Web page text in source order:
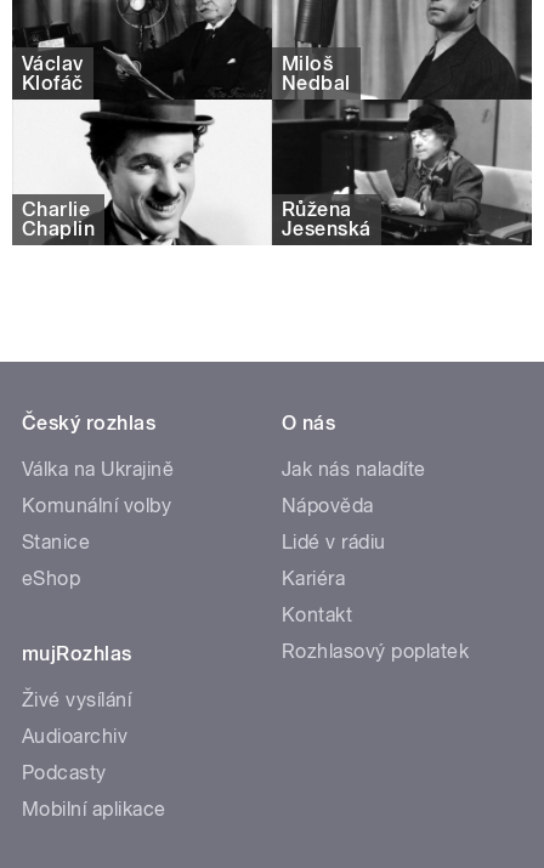
Václav
Klofáč
Miloš
Nedbal
Charlie
Chaplin
Růžena
Jesenská
Český rozhlas
Válka na Ukrajině
Komunální volby
Stanice
eShop
mujRozhlas
Živé vysílání
Audioarchiv
Podcasty
Mobilní aplikace
O nás
Jak nás naladíte
Nápověda
Lidé v rádiu
Kariéra
Kontakt
Rozhlasový poplatek